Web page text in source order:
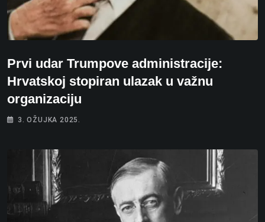
Prvi udar Trumpove administracije:
Hrvatskoj stopiran ulazak u važnu
organizaciju
3. OŽUJKA 2025.